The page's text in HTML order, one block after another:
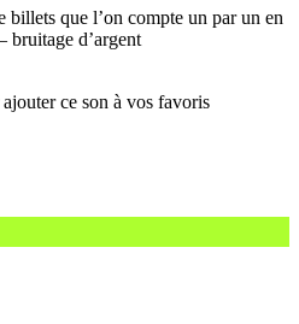
billets que l’on compte un par un en
bruitage d’argent